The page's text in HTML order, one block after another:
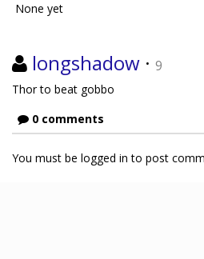
None yet
longshadow · 9
Thor to beat gobbo
0 comments
You must be logged in to post